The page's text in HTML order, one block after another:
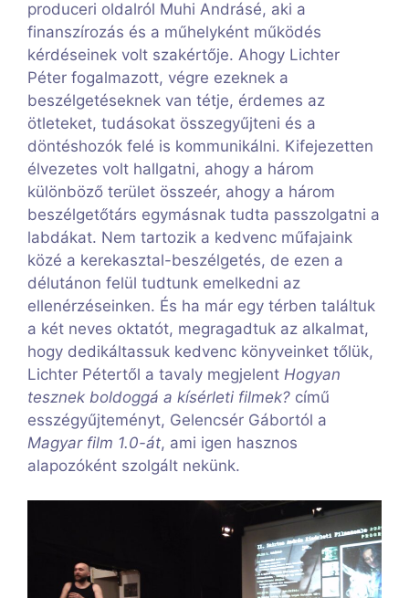
produceri oldalról Muhi Andrásé, aki a
finanszírozás és a műhelyként működés
kérdéseinek volt szakértője. Ahogy Lichter
Péter fogalmazott, végre ezeknek a
beszélgetéseknek van tétje, érdemes az
ötleteket, tudásokat összegyűjteni és a
döntéshozók felé is kommunikálni. Kifejezetten
élvezetes volt hallgatni, ahogy a három
különböző terület összeér, ahogy a három
beszélgetőtárs egymásnak tudta passzolgatni a
labdákat. Nem tartozik a kedvenc műfajaink
közé a kerekasztal-beszélgetés, de ezen a
délutánon felül tudtunk emelkedni az
ellenérzéseinken. És ha már egy térben találtuk
a két neves oktatót, megragadtuk az alkalmat,
hogy dedikáltassuk kedvenc könyveinket tőlük,
Lichter Pétertől a tavaly megjelent Hogyan
tesznek boldoggá a kísérleti filmek? című
esszégyűjteményt, Gelencsér Gábortól a
Magyar film 1.0-át, ami igen hasznos
alapozóként szolgált nekünk.